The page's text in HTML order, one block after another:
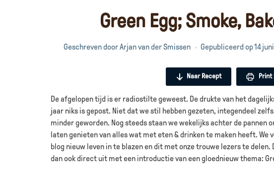
Green Egg; Smoke,
Geschreven doorArjan van der Smissen Gepubliceerd op14
Naar Recept Print
De afgelopen tijd is er radiostilte geweest. De drukte van het
jaar niks is gepost. Niet dat we stil hebben gezeten, integendeel
minder geworden. Nog steeds staan we wekelijks achter de
laten genieten van alles wat met eten & drinken te maken heeft. We
blog nieuw leven in te blazen en dit met onze trouwe lezers te
dan ook direct uit met een introductie van een gloednieuw thema: